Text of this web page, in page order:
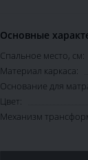
Основные
Спальное место, см:
Материал каркаса:
Основание для
Цвет:
Механизм